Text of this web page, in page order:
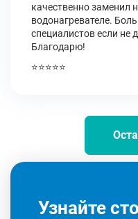
качественно заменил
водонагревателе.
специалистов если не
Благодарю!
⭐⭐⭐⭐⭐
Узнайте